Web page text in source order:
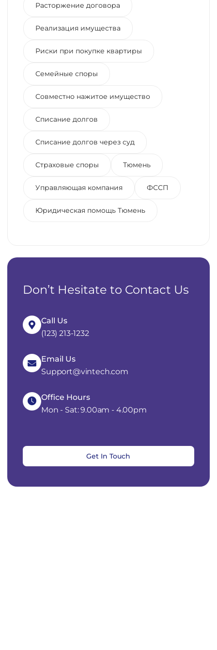
Расторжение договора
Реализация имущества
Риски при покупке квартиры
Семейные споры
Совместно нажитое имущество
Списание долгов
Списание долгов через суд
Страховые споры Тюмень
Управляющая компания ФССП
Юридическая помощь Тюмень
Don’t Hesitate to Contact Us
Call Us
(123) 213-1232
Email Us
Support@vintech.com
Office Hours
Mon - Sat: 9.00am - 4.00pm